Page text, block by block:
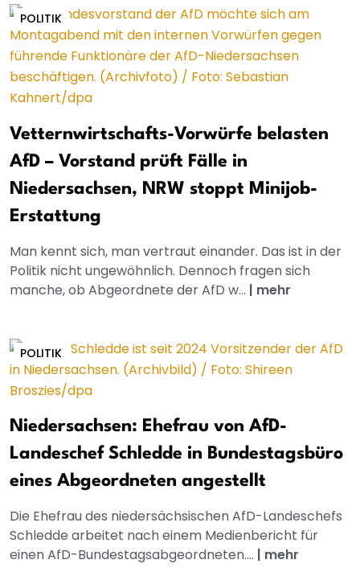
POLITIK
Vetternwirtschafts-Vorwürfe belasten
AfD – Vorstand prüft Fälle in
Niedersachsen, NRW stoppt Minijob-
Erstattung
Man kennt sich, man vertraut einander. Das ist in der
Politik nicht ungewöhnlich. Dennoch fragen sich
manche, ob Abgeordnete der AfD w... | mehr
POLITIK
Niedersachsen: Ehefrau von AfD-
Landeschef Schledde in Bundestagsbüro
eines Abgeordneten angestellt
Die Ehefrau des niedersächsischen AfD-Landeschefs
Schledde arbeitet nach einem Medienbericht für
einen AfD-Bundestagsabgeordneten.... | mehr